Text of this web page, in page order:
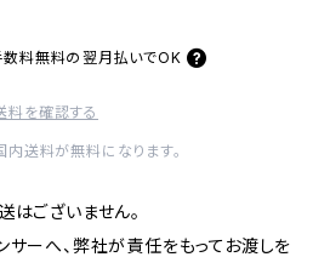
数料無料の 翌月払いでOK
料を確認する
送料が無料になります。
はございません。
サーへ、弊社が責任をもってお渡しを